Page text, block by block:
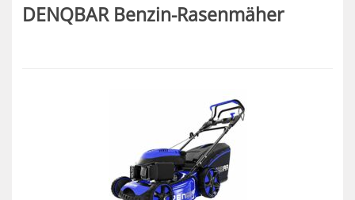
DENQBAR Benzin-Rasenmäher